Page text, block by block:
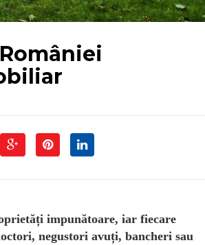
impunătoare, iar fiecare
negustori avuți, bancheri sau